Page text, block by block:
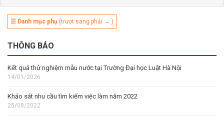
☰ Danh mục phụ (trượt sang phải → )
THÔNG BÁO
Kết quả thử nghiệm mẫu nước tại Trường Đại học Luật Hà Nội
14/01/2026
Khảo sát nhu cầu tìm kiếm việc làm năm 2022
25/08/2022